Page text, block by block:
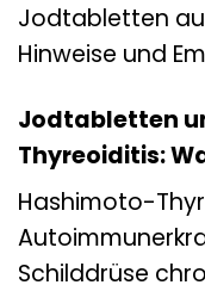
Jodtabletten
Hinweise und
Jodtabletten
Thyreoiditis:
Hashimoto-
Schilddrüse